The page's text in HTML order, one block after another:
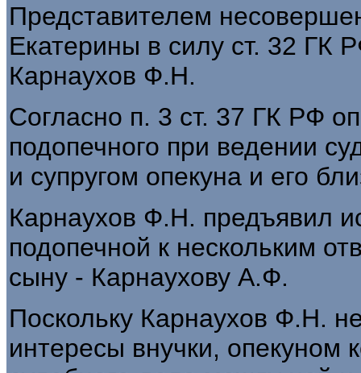
Представителем
Екатерины в силу ст. 32 ГК
Карнаухов Ф.Н.
Согласно п. 3 ст. 37 ГК РФ
подопечного при ведении
и супругом опекуна и его
Карнаухов Ф.Н. предъявил
подопечной к нескольким
сыну - Карнаухову А.Ф.
Поскольку Карнаухов Ф.Н.
интересы внучки, опекуном